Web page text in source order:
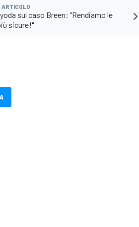
ARTICOLO
sul caso Breen: "Rendiamo le
sicure!"